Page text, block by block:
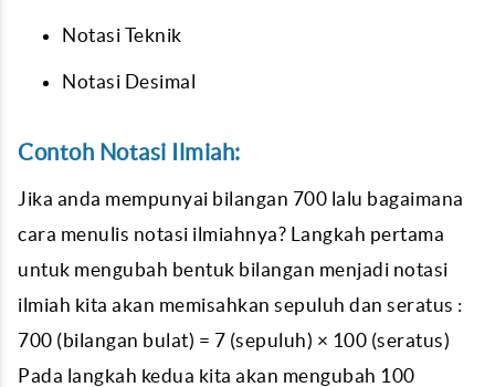
Notasi Teknik
Notasi Desimal
Contoh Notasi Ilmiah:
Jika anda mempunyai bilangan 700 lalu bagaimana
cara menulis notasi ilmiahnya? Langkah pertama
untuk mengubah bentuk bilangan menjadi notasi
ilmiah kita akan memisahkan sepuluh dan seratus :
700 (bilangan bulat) = 7 (sepuluh) × 100 (seratus)
Pada langkah kedua kita akan mengubah 100